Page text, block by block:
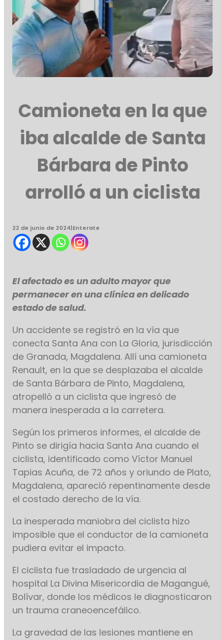
Camioneta en la que
iba alcalde de Santa
Bárbara de Pinto
arrolló a un ciclista
22 de junio de 2024|Enterate
El afectado es un adulto mayor que
permanecer en una clínica en delicado
estado de salud.
Un accidente se registró en la vía que
conecta Santa Ana con La Gloria, jurisdicción
de Granada, Magdalena. Allí una camioneta
Renault, en la que se desplazaba el alcalde
de Santa Bárbara de Pinto, Magdalena,
atropelló a un ciclista que ingresó de
manera inesperada a la carretera.
Según los primeros informes, el alcalde de
Pinto se dirigía hacia Santa Ana cuando el
ciclista, identificado como Víctor Manuel
Tapias Acuña, de 72 años y oriundo de Plato,
Magdalena, apareció repentinamente desde
el costado derecho de la vía.
La inesperada maniobra del ciclista hizo
imposible que el conductor de la camioneta
pudiera evitar el impacto.
El ciclista fue trasladado de urgencia al
hospital La Divina Misericordia de Magangué,
Bolívar, donde los médicos le diagnosticaron
un trauma craneoencefálico.
La gravedad de las lesiones mantiene en